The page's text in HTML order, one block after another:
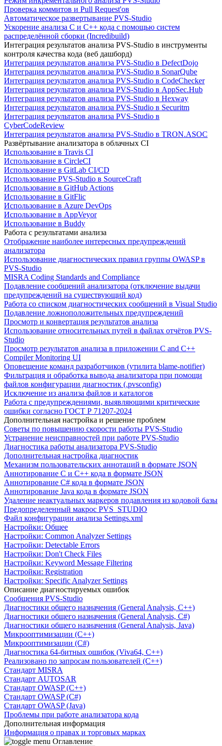
Проверка коммитов и Pull Request'ов
Автоматическое развертывание PVS-Studio
Ускорение анализа C и C++ кода с помощью систем
распределённой сборки (Incredibuild)
Интеграция результатов анализа PVS-Studio в инструменты
контроля качества кода (веб дашборд)
Интеграция результатов анализа PVS-Studio в DefectDojo
Интеграция результатов анализа PVS-Studio в SonarQube
Интеграция результатов анализа PVS-Studio в CodeChecker
Интеграция результатов анализа PVS-Studio в AppSec.Hub
Интеграция результатов анализа PVS-Studio в Hexway
Интеграция результатов анализа PVS-Studio в Securitm
Интеграция результатов анализа PVS-Studio в
CyberCodeReview
Интеграция результатов анализа PVS-Studio в TRON.ASOC
Развёртывание анализатора в облачных CI
Использование в Travis CI
Использование в CircleCI
Использование в GitLab CI/CD
Использование PVS-Studio в SourceCraft
Использование в GitHub Actions
Использование в GitFlic
Использование в Azure DevOps
Использование в AppVeyor
Использование в Buddy
Работа с результатами анализа
Отображение наиболее интересных предупреждений
анализатора
Использование диагностических правил группы OWASP в
PVS-Studio
MISRA Coding Standards and Compliance
Подавление сообщений анализатора (отключение выдачи
предупреждений на существующий код)
Работа со списком диагностических сообщений в Visual Studio
Подавление ложноположительных предупреждений
Просмотр и конвертация результатов анализа
Использование относительных путей в файлах отчётов PVS-
Studio
Просмотр результатов анализа в приложении C and C++
Compiler Monitoring UI
Оповещение команд разработчиков (утилита blame-notifier)
Фильтрация и обработка вывода анализатора при помощи
файлов конфигурации диагностик (.pvsconfig)
Исключение из анализа файлов и каталогов
Работа с предупреждениями, выявляющими критические
ошибки согласно ГОСТ Р 71207-2024
Дополнительная настройка и решение проблем
Советы по повышению скорости работы PVS-Studio
Устранение неисправностей при работе PVS-Studio
Диагностика работы анализатора PVS-Studio
Дополнительная настройка диагностик
Механизм пользовательских аннотаций в формате JSON
Аннотирование C и C++ кода в формате JSON
Аннотирование C# кода в формате JSON
Аннотирование Java кода в формате JSON
Удаление неактуальных маркеров подавления из кодовой базы
Предопределенный макрос PVS_STUDIO
Файл конфигурации анализа Settings.xml
Настройки: Общее
Настройки: Common Analyzer Settings
Настройки: Detectable Errors
Настройки: Don't Check Files
Настройки: Keyword Message Filtering
Настройки: Registration
Настройки: Specific Analyzer Settings
Описание диагностируемых ошибок
Сообщения PVS-Studio
Диагностики общего назначения (General Analysis, C++)
Диагностики общего назначения (General Analysis, C#)
Диагностики общего назначения (General Analysis, Java)
Микрооптимизации (C++)
Микрооптимизации (C#)
Диагностика 64-битных ошибок (Viva64, C++)
Реализовано по запросам пользователей (C++)
Cтандарт MISRA
Стандарт AUTOSAR
Стандарт OWASP (C++)
Стандарт OWASP (C#)
Стандарт OWASP (Java)
Проблемы при работе анализатора кода
Дополнительная информация
Информация о правах и торговых марках
Оглавление